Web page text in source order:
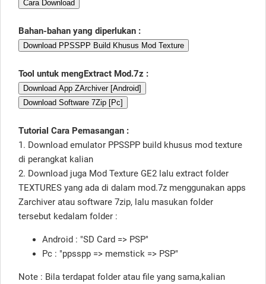
Cara Download
Bahan-bahan yang diperlukan :
Download PPSSPP Build Khusus Mod Texture
Tool untuk mengExtract Mod.7z :
Download App ZArchiver [Android]
Download Software 7Zip [Pc]
Tutorial Cara Pemasangan :
1. Download emulator PPSSPP build khusus mod texture
di perangkat kalian
2. Download juga Mod Texture GE2 lalu extract folder
TEXTURES yang ada di dalam mod.7z menggunakan apps
Zarchiver atau software 7zip, lalu masukan folder
tersebut kedalam folder :
Android : "SD Card => PSP"
Pc : "ppsspp => memstick => PSP"
Note : Bila terdapat folder atau file yang sama,kalian